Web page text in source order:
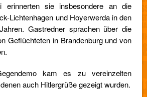
erinnerten sie insbesondere an die
Lichtenhagen und Hoyerwerda in den
Gastredner sprachen über die
Geflüchteten in Brandenburg und von
kam es zu vereinzelten
auch Hitlergrüße gezeigt wurden.